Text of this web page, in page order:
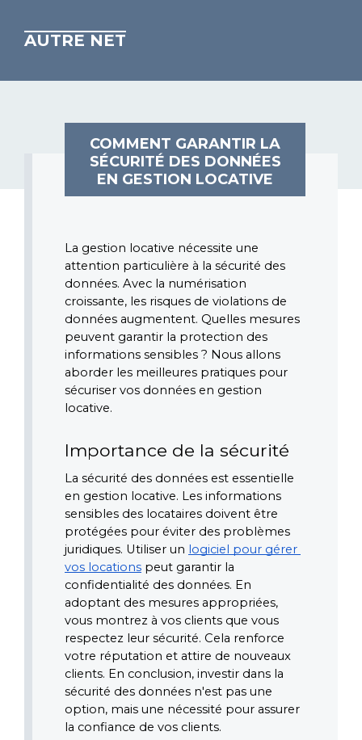
AUTRE NET
COMMENT GARANTIR LA
SÉCURITÉ DES DONNÉES
EN GESTION LOCATIVE
La gestion locative nécessite une
attention particulière à la sécurité des
données. Avec la numérisation
croissante, les risques de violations de
données augmentent. Quelles mesures
peuvent garantir la protection des
informations sensibles ? Nous allons
aborder les meilleures pratiques pour
sécuriser vos données en gestion
locative.
Importance de la sécurité
La sécurité des données est essentielle
en gestion locative. Les informations
sensibles des locataires doivent être
protégées pour éviter des problèmes
juridiques. Utiliser un logiciel pour gérer
vos locations peut garantir la
confidentialité des données. En
adoptant des mesures appropriées,
vous montrez à vos clients que vous
respectez leur sécurité. Cela renforce
votre réputation et attire de nouveaux
clients. En conclusion, investir dans la
sécurité des données n'est pas une
option, mais une nécessité pour assurer
la confiance de vos clients.